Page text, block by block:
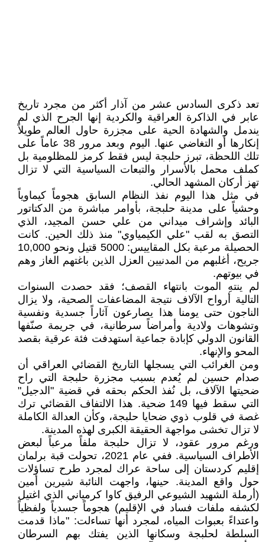
تعد ذكرى السادس عشر من آذار أكثر من مجرد تاريخ
عابر في الذاكرة العراقية والكردية إنها الجرح الذي لم
يندمل والشهادة الحية على مجزرة حاول العالم طويلاً
إنكارها أو التغاضي عنها. اليوم وبعد مرور 38 عاماً على
تلك اللحظة، تبرز حلبجة ليس فقط كرمز للمظلومية بل
كملف محمل بالأسرار والتبعات السياسية التي لا تزال
تهز أركان المشهد الحالي.
في مثل هذا اليوم نفذ النظام السابق هجوماً كيماوياً
وحشياً على مدينة حلبجة، بأوامر مباشرة من الدكتاتور
البائد وإشراف ميداني من علي حسن المجيد، الذي
التصق به لقب "علي الكيمياوي" منذ ذلك الحين. كانت
الحصيلة مرعبة بكل المقاييس: 5000 قتيل ونحو 10,000
جريح، أغلبهم من المدنيين العزل الذين باغتهم الغاز وهم
في بيوتهم.
لم ينتهِ الموت بانتهاء القصف؛ فقد حصدت السنوات
التالية أرواح الآلاف نتيجة المضاعفات الصحية، ولا يزال
الناجون حتى يومنا هذا يصارعون آثاراً جسدية ونفسية
وتشوهات ولادية وأمراضاً سرطانية، في جريمة صنّفها
القانون الدولي كإبادة جماعية استهدفت فئة عرقية بقصد
المحو والإنهاء.
ومن الغرائب التي يسجلها التاريخ القضائي العراقي أن
صدام حسين لم يُعدم بسبب مجزرة حلبجة التي راح
ضحيتها الآلاف، بل نُفذ الحكم بحقه في قضية "الدجيل"
التي سقط فيها 149 ضحية. هذا الالتفاف القضائي ترك
غصة في قلوب ذوي ضحايا حلبجة، وكأن العدالة الكاملة
لا تزال تخشى مواجهة الحقيقة الكبرى لهذه المدينة.
ورغم مرور عقود، لا تزال حلبجة ملفاً مرعباً لبعض
الأطراف السياسية. ففي عام 2021، تحولت قبة برلمان
إقليم كردستان إلى ساحة عراك لمجرد طرح تساؤلات
حول واقع المدينة. حينها، واجهت النائبة شيرين أمين
(أرملة الشهيد الشيوعي الرفيق كاوا كرمياني الذي اغتيل
لكشفه ملفات فساد في الإقليم) هجوماً جسدياً ولفظياً
واعتداءً بعبوات المياه، لمجرد أنها تساءلت: "ماذا قدمت
السلطة لحلبجة وسكانها الذين يفتك بهم السرطان